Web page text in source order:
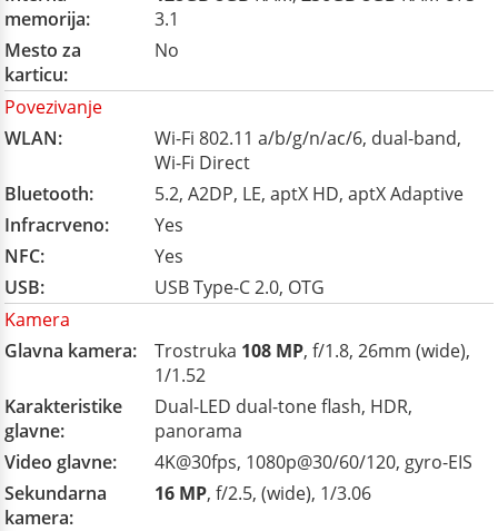
memorija:
3.1
Mesto za
karticu:
No
Povezivanje
WLAN:
Wi-Fi 802.11 a/b/g/n/ac/6, dual-band,
Wi-Fi Direct
Bluetooth:
5.2, A2DP, LE, aptX HD, aptX Adaptive
Infracrveno:
Yes
NFC:
Yes
USB:
USB Type-C 2.0, OTG
Kamera
Glavna kamera:
Trostruka 108 MP, f/1.8, 26mm (wide),
1/1.52
Karakteristike
glavne:
Dual-LED dual-tone flash, HDR,
panorama
Video glavne:
4K@30fps, 1080p@30/60/120, gyro-EIS
Sekundarna
kamera:
16 MP, f/2.5, (wide), 1/3.06